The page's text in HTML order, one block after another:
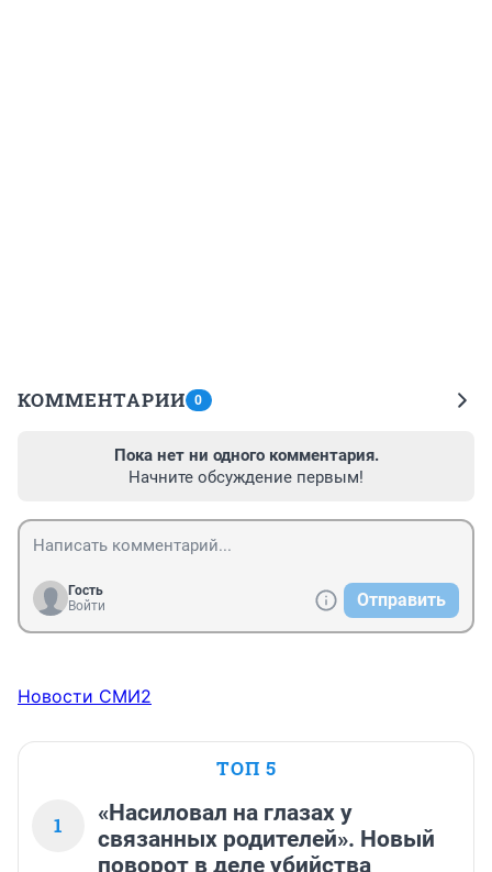
КОММЕНТАРИИ 0
Пока нет ни одного комментария.
Начните обсуждение первым!
Гость
Войти
Отправить
Новости СМИ2
ТОП 5
1
«Насиловал на глазах у
связанных родителей». Новый
поворот в деле убийства